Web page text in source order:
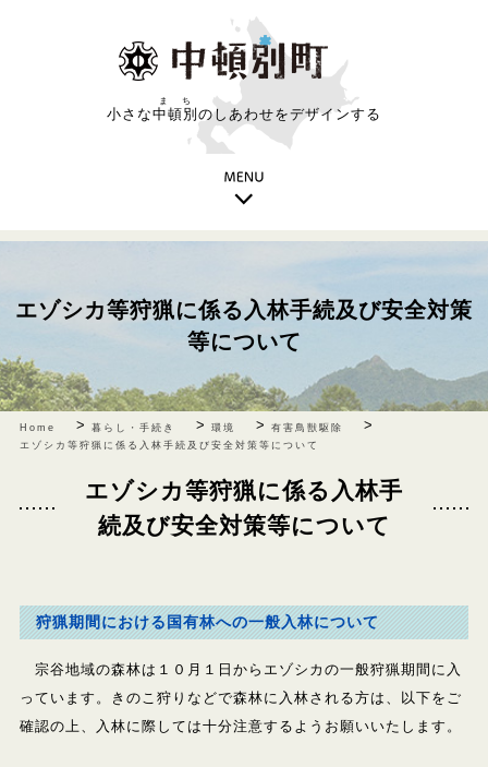
小さな中頓別
まち
のしあわせをデザインする
エゾシカ等狩猟に係る入林手続及び安全対策
等について
Home > 暮らし・手続き > 環境 > 有害鳥獣駆除 >
エゾシカ等狩猟に係る入林手続及び安全対策等について
エゾシカ等狩猟に係る入林手
続及び安全対策等について
狩猟期間における国有林への一般入林について
宗谷地域の森林は１０月１日からエゾシカの一般狩猟期間に入
っています。きのこ狩りなどで森林に入林される方は、以下をご
確認の上、入林に際しては十分注意するようお願いいたします。